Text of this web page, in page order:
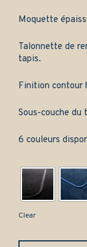
Moquette
Talonnette de
tapis.
Finition contour
Sous-couche du
6 couleurs
Clear